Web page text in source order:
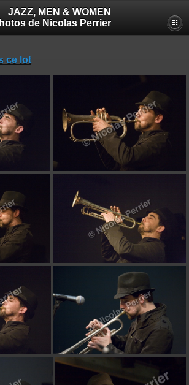
JAZZ, MEN & WOMEN
de Nicolas Perrier
ce lot